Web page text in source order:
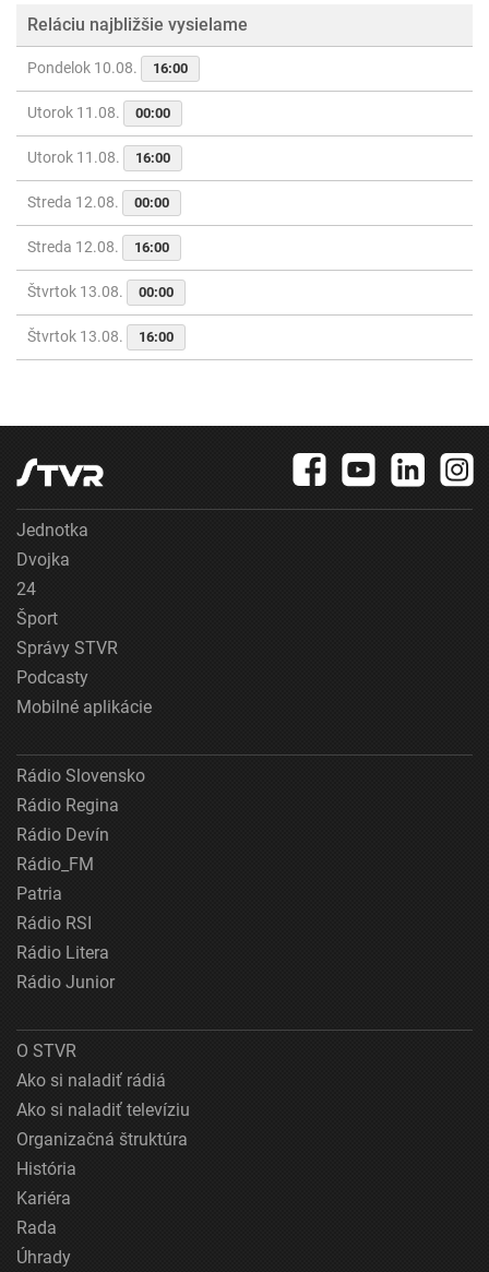
Reláciu najbližšie vysielame
Pondelok 10.08. 16:00
Utorok 11.08. 00:00
Utorok 11.08. 16:00
Streda 12.08. 00:00
Streda 12.08. 16:00
Štvrtok 13.08. 00:00
Štvrtok 13.08. 16:00
Jednotka
Dvojka
24
Šport
Správy STVR
Podcasty
Mobilné aplikácie
Rádio Slovensko
Rádio Regina
Rádio Devín
Rádio_FM
Patria
Rádio RSI
Rádio Litera
Rádio Junior
O STVR
Ako si naladiť rádiá
Ako si naladiť televíziu
Organizačná štruktúra
História
Kariéra
Rada
Úhrady